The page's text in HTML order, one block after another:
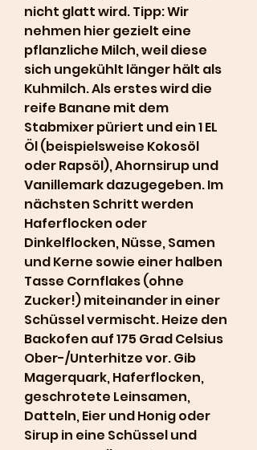
nicht glatt wird. Tipp: Wir
nehmen hier gezielt eine
pflanzliche Milch, weil diese
sich ungekühlt länger hält als
Kuhmilch. Als erstes wird die
reife Banane mit dem
Stabmixer püriert und ein 1 EL
Öl (beispielsweise Kokosöl
oder Rapsöl), Ahornsirup und
Vanillemark dazugegeben. Im
nächsten Schritt werden
Haferflocken oder
Dinkelflocken, Nüsse, Samen
und Kerne sowie einer halben
Tasse Cornflakes (ohne
Zucker!) miteinander in einer
Schüssel vermischt. Heize den
Backofen auf 175 Grad Celsius
Ober-/Unterhitze vor. Gib
Magerquark, Haferflocken,
geschrotete Leinsamen,
Datteln, Eier und Honig oder
Sirup in eine Schüssel und